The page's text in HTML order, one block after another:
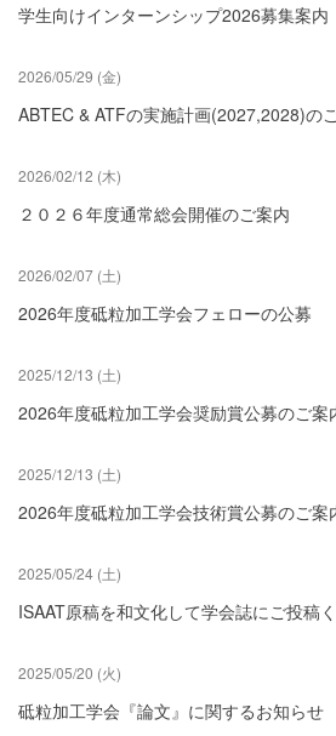
学生向けインターンシップ2026募集案内
2026/05/29 (金)
ABTEC & ATFの実施計画(2027,2028)の
2026/02/12 (木)
２０２６年度通常総会開催のご案内
2026/02/07 (土)
2026年度砥粒加工学会フェローの公募
2025/12/13 (土)
2026年度砥粒加工学会奨励賞公募のご案
2025/12/13 (土)
2026年度砥粒加工学会技術賞公募のご案
2025/05/24 (土)
ISAAT原稿を和文化して学会誌にご投稿
2025/05/20 (火)
砥粒加工学会『論文』に関するお知らせ